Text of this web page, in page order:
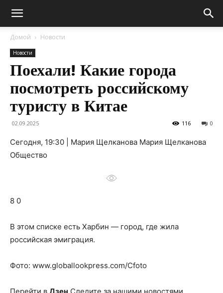
Домой Новости
Новости
Поехали! Какие города
посмотреть российскому
туристу в Китае
02.09.2025 0
116
Сегодня, 19:30 | Мария Щелканова Мария Щелканова
Общество
8 0
В этом списке есть Харбин — город, где жила
российская эмиграция.
Фото: www.globallookpress.com/Cfoto